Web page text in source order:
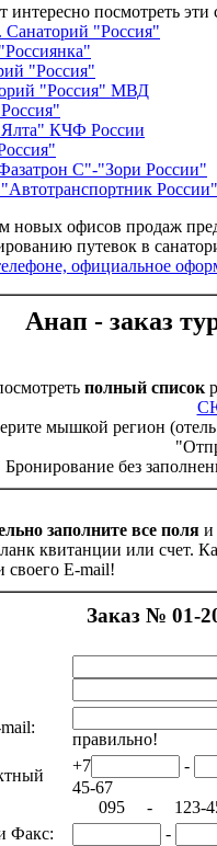
интересно посмотреть эти
Санаторий "Россия"
"Россия"
"Россия" МВД
КЧФ России
С"-"Зори России"
России"
новых офисов продаж
путевок в
официальное
Анап - заказ
полный список
мышкой регион
Бронирование без
заполните все поляи
квитанции или счет.
своего E-mail!
Заказ № 01-
правильно!
+7 -
45-67
095 - 123-
Факс:
-